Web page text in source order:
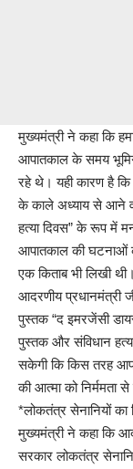
मुख्यमंत्री ने कहा कि
आपातकाल के समय
रहे थे। यही कारण है
के काले अध्याय से आने
हत्या दिवस” के रूप में
आपातकाल की घटनाओं
एक किताब भी लिखी
आदरणीय प्रधानमंत्री
पुस्तक “द इमरजेंसी
पुस्तक और संविधान
सकेगी कि किस तरह
की आत्मा को निर्ममता
*लोकतंत्र सेनानियों का
मुख्यमंत्री ने कहा कि
सरकार लोकतंत्र